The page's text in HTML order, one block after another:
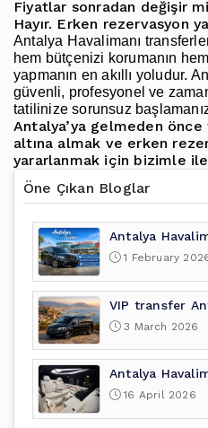
Fiyatlar sonradan değişir
Hayır. Erken rezervasyon
Antalya Havalimanı
hem bütçenizi korumanın
yapmanın en akıllı yoludur.
güvenli, profesyonel ve
tatilinize sorunsuz
Antalya’ya gelmeden
altına almak ve erken
yararlanmak için bizimle
Öne Çıkan Bloglar
1 February
VIP transfer
3 March 2026
16 April 2026